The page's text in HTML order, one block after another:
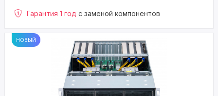
Гарантия 1 год с заменой компонентов
НОВЫЙ